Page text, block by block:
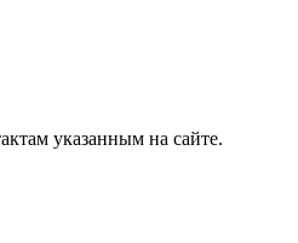
указанным на сайте.